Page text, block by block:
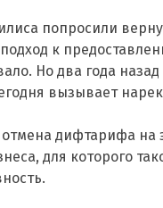
попросили
к
Но два года
вызывает
дифтарифа на
для которого